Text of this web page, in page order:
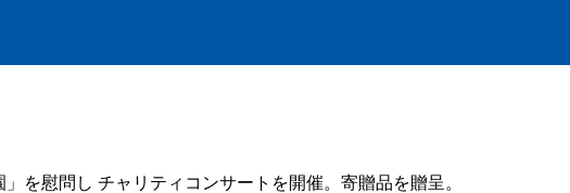
を慰問し チャリティコンサートを開催。寄贈品を贈呈。